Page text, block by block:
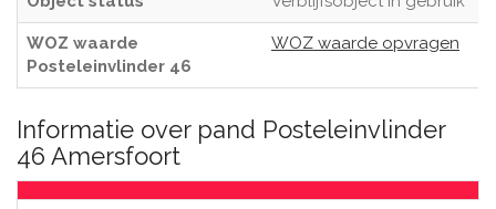
WOZ waarde
Posteleinvlinder 46
WOZ waarde opvragen
Informatie over pand Posteleinvlinder
46 Amersfoort